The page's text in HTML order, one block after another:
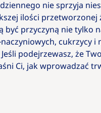
nie sprzyja
ilości
przyczyną nie tylko
cukrzycy
podejrzewasz, że
Ci, jak wprowadzać